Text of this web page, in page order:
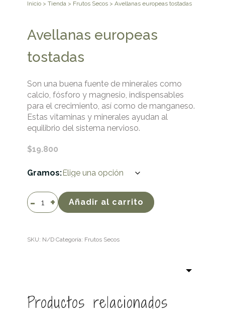
Inicio >Tienda > Frutos Secos > Avellanas europeas tostadas
Avellanas europeas
tostadas
Son una buena fuente de minerales como
calcio, fósforo y magnesio, indispensables
para el crecimiento, así como de manganeso.
Estas vitaminas y minerales ayudan al
equilibrio del sistema nervioso.
$19.800
Gramos
Avellanas
europeas
Añadir al carrito
SKU: N/D Categoría: Frutos Secos
Productos relacionados